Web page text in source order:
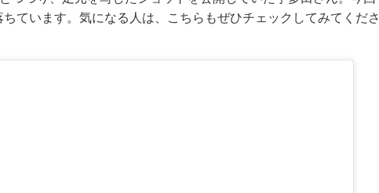
ています。気になる人は、こちらもぜひチェックしてみてくださ